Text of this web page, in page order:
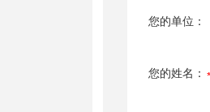
您的单位：
您的姓名：